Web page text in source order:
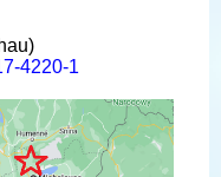
4220-1